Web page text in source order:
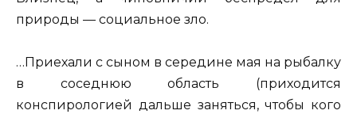
природы — социальное зло.
…Приехали с сыном в середине мая на рыбалку
в соседнюю область (приходится
конспирологией дальше заняться, чтобы кого